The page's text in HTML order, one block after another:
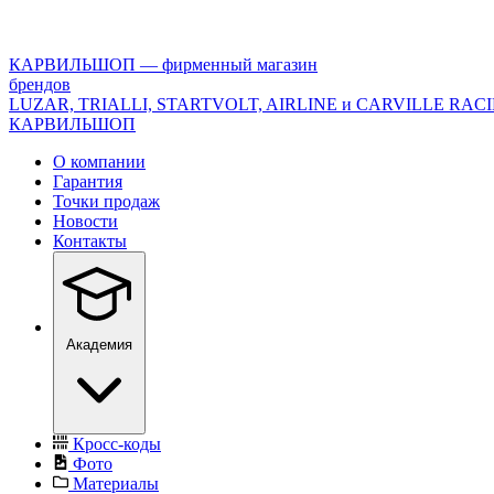
version="1.0"
encoding="utf-
8"?
>
КАРВИЛЬШОП — фирменный магазин
брендов
LUZAR, TRIALLI, STARTVOLT, AIRLINE и CARVILLE
КАРВИЛЬШОП
О компании
Гарантия
Точки продаж
Новости
Контакты
Академия
Кросс-коды
Фото
Материалы